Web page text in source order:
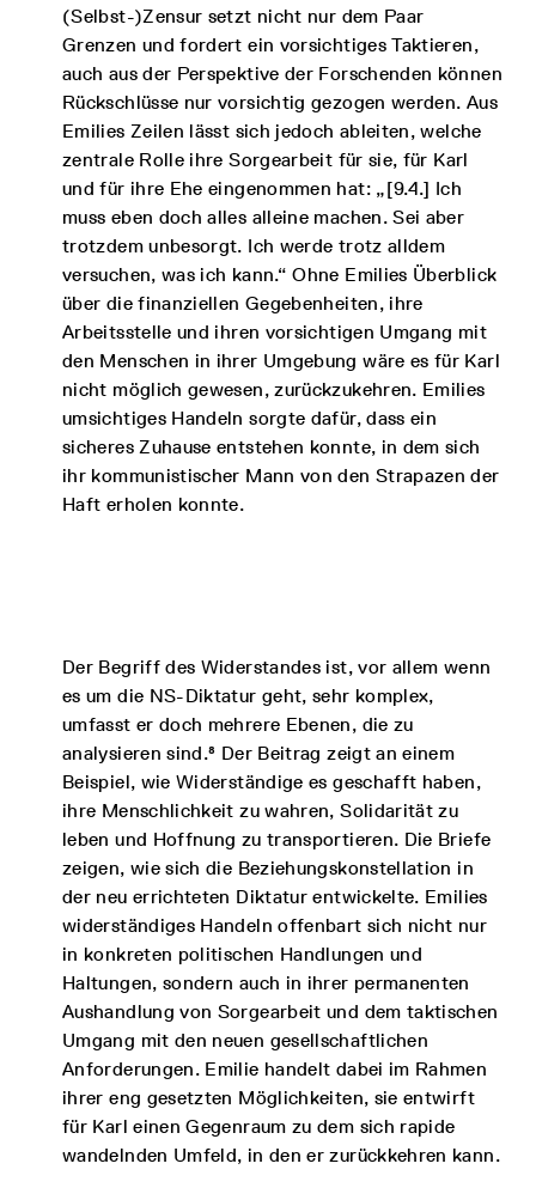
(Selbst-)Zensur setzt nicht nur dem Paar
Grenzen und fordert ein vorsichtiges Taktieren,
auch aus der Perspektive der Forschenden können
Rückschlüsse nur vorsichtig gezogen werden. Aus
Emilies Zeilen lässt sich jedoch ableiten, welche
zentrale Rolle ihre Sorgearbeit für sie, für Karl
und für ihre Ehe eingenommen hat: „[9.4.] Ich
muss eben doch alles alleine machen. Sei aber
trotzdem unbesorgt. Ich werde trotz alldem
versuchen, was ich kann.“ Ohne Emilies Überblick
über die finanziellen Gegebenheiten, ihre
Arbeitsstelle und ihren vorsichtigen Umgang mit
den Menschen in ihrer Umgebung wäre es für Karl
nicht möglich gewesen, zurückzukehren. Emilies
umsichtiges Handeln sorgte dafür, dass ein
sicheres Zuhause entstehen konnte, in dem sich
ihr kommunistischer Mann von den Strapazen der
Haft erholen konnte.
Der Begriff des Widerstandes ist, vor allem wenn
es um die NS-Diktatur geht, sehr komplex,
umfasst er doch mehrere Ebenen, die zu
analysieren sind.⁸ Der Beitrag zeigt an einem
Beispiel, wie Widerständige es geschafft haben,
ihre Menschlichkeit zu wahren, Solidarität zu
leben und Hoffnung zu transportieren. Die Briefe
zeigen, wie sich die Beziehungskonstellation in
der neu errichteten Diktatur entwickelte. Emilies
widerständiges Handeln offenbart sich nicht nur
in konkreten politischen Handlungen und
Haltungen, sondern auch in ihrer permanenten
Aushandlung von Sorgearbeit und dem taktischen
Umgang mit den neuen gesellschaftlichen
Anforderungen. Emilie handelt dabei im Rahmen
ihrer eng gesetzten Möglichkeiten, sie entwirft
für Karl einen Gegenraum zu dem sich rapide
wandelnden Umfeld, in den er zurückkehren kann.